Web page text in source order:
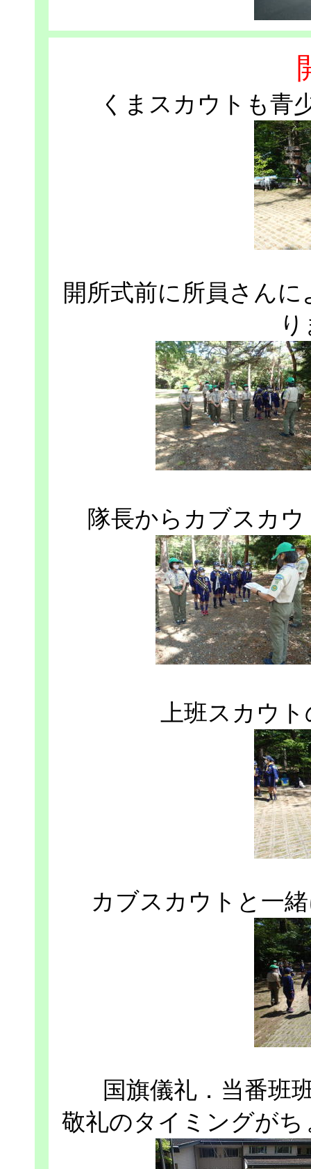
くまスカウトも青
開所式前に所員さん
隊長からカブスカ
上班スカウ
カブスカウトと一
国旗儀礼．当番班
敬礼のタイミングが